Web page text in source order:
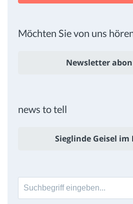
Möchten Sie von uns
Newsletter
news to tell
Sieglinde Geisel
Suche
nach: